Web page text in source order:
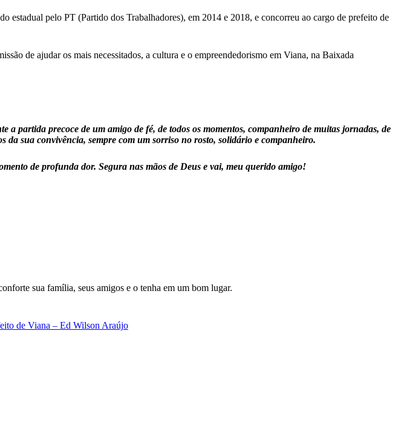
pelo PT (Partido dos Trabalhadores), em 2014 e 2018, e concorreu ao cargo de prefeito de
de ajudar os mais necessitados, a cultura e o empreendedorismo em Viana, na Baixada
partida precoce de um amigo de fé, de todos os momentos, companheiro de muitas jornadas, de
da sua convivência, sempre com um sorriso no rosto, solidário e companheiro.
de profunda dor. Segura nas mãos de Deus e vai, meu querido amigo!
sua família, seus amigos e o tenha em um bom lugar.
de Viana – Ed Wilson Araújo